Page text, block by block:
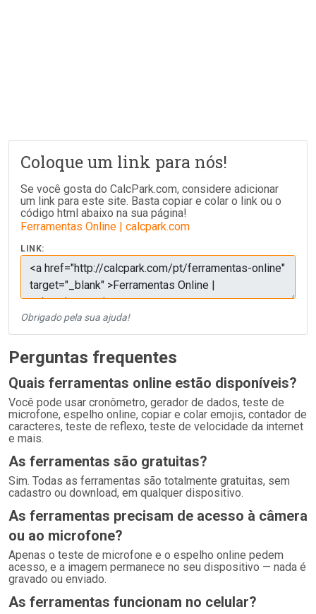
Coloque um link para nós!
Se você gosta do CalcPark.com, considere adicionar
um link para este site. Basta copiar e colar o link ou o
código html abaixo na sua página!
Ferramentas Online | calcpark.com
LINK:
Obrigado pela sua ajuda!
Perguntas frequentes
Quais ferramentas online estão disponíveis?
Você pode usar cronômetro, gerador de dados, teste de
microfone, espelho online, copiar e colar emojis, contador de
caracteres, teste de reflexo, teste de velocidade da internet
e mais.
As ferramentas são gratuitas?
Sim. Todas as ferramentas são totalmente gratuitas, sem
cadastro ou download, em qualquer dispositivo.
As ferramentas precisam de acesso à câmera
ou ao microfone?
Apenas o teste de microfone e o espelho online pedem
acesso, e a imagem permanece no seu dispositivo — nada é
gravado ou enviado.
As ferramentas funcionam no celular?